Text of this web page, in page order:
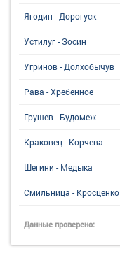
Ягодин - Дорогуск
Устилуг - Зосин
Угринов - Долхобычув
Рава - Хребенное
Грушев - Будомеж
Краковец - Корчева
Шегини - Медыка
Смильница - Кросценко
Данные проверено: